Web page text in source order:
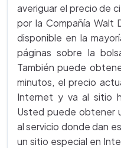
averiguar el precio de
por la Compañía Walt
disponible en la
páginas sobre la
También puede
minutos, el precio
Internet y va al sitio
Usted puede obtener
al servicio donde dan
un sitio especial en